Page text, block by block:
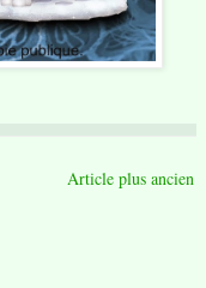
Article plus ancien